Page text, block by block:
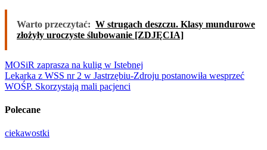
Warto przeczytać: W strugach deszczu. Klasy mundurowe
złożyły uroczyste ślubowanie [ZDJĘCIA]
Nawigacja
wpisu
MOSiR zaprasza na kulig w Istebnej
Lekarka z WSS nr 2 w Jastrzębiu-Zdroju postanowiła wesprzeć
WOŚP. Skorzystają mali pacjenci
Polecane
ciekawostki